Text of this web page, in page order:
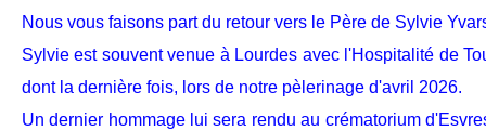
Nous vous faisons part du retour vers le Père de Sylvie
Sylvie est souvent venue à Lourdes avec l'Hospitalité de
dont la dernière fois, lors de notre pèlerinage d'avril 2026.
Un dernier hommage lui sera rendu au crématorium